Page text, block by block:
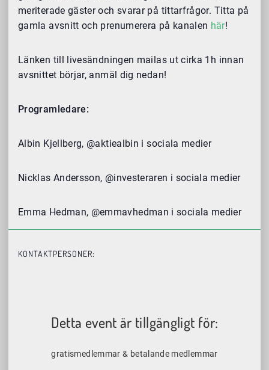
meriterade gäster och svarar på tittarfrågor. Titta på
gamla avsnitt och prenumerera på kanalen här!
Länken till livesändningen mailas ut cirka 1h innan
avsnittet börjar, anmäl dig nedan!
Programledare:
Albin Kjellberg, @aktiealbin i sociala medier
Nicklas Andersson, @investeraren i sociala medier
Emma Hedman, @emmavhedman i sociala medier
KONTAKTPERSONER:
Detta event är tillgängligt för:
gratismedlemmar & betalande medlemmar